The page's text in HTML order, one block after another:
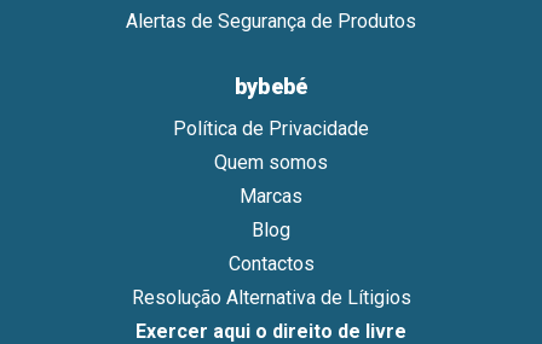
Alertas de Segurança de Produtos
bybebé
Política de Privacidade
Quem somos
Marcas
Blog
Contactos
Resolução Alternativa de Lítigios
Exercer aqui o direito de livre